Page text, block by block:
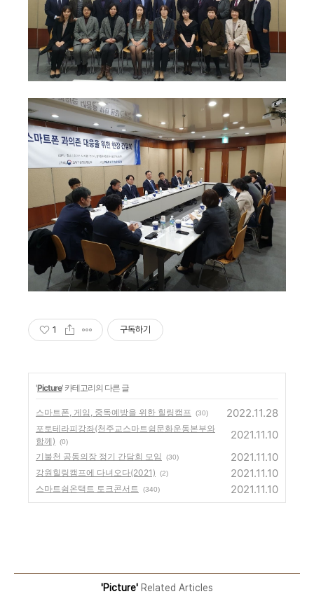
1 구독하기
'Picture' 카테고리의 다른 글
스마트폰, 게임, 중독예방을 위한 힐링캠프 (30) 2022.11.28
포토테라피강좌(천주교스마트쉼문화운동본부와
함께)
(0)
2021.11.10
기불천 공동의장 정기 간담회 모임 (30) 2021.11.10
강원힐링캠프에 다녀오다(2021) (2) 2021.11.10
스마트쉼온택트 토크콘서트 (340) 2021.11.10
'Picture' Related Articles